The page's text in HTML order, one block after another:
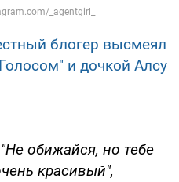
блогер высмеял
и дочкой Алсу
обижайся, но тебе
красивый",